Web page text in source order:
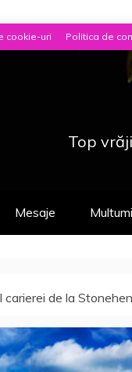
cookie-uri Politica de
Top
Mesaje
carierei de la